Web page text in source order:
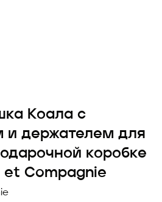
Коала с
и держателем для
коробке
et Compagnie